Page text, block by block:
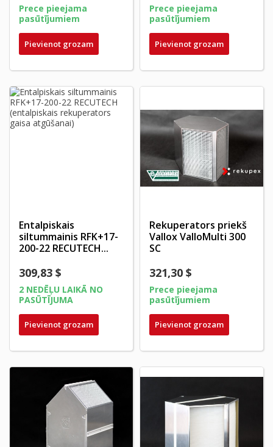
Prece pieejama
pasūtījumiem
Pievienot grozam
Prece pieejama
pasūtījumiem
Pievienot grozam
Entalpiskais
siltummainis RFK+17-
200-22 RECUTECH...
309,83 $
2 NEDĒĻU LAIKĀ NO
PASŪTĪJUMA
Pievienot grozam
Rekuperators priekš
Vallox ValloMulti 300
SC
321,30 $
Prece pieejama
pasūtījumiem
Pievienot grozam